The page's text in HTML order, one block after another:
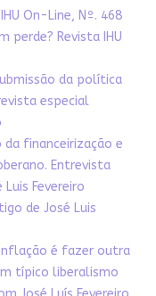
On-Line, Nº. 468
perde? Revista IHU
da política
especial
financeirização e
Entrevista
Fevereiro
de José Luis
é fazer outra
típico liberalismo